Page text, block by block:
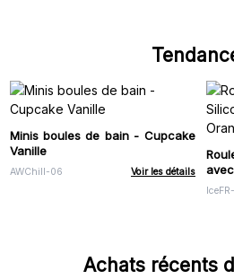
Minis boules de bain - Cupcake
Vanille
AWChill-06 Voir les détails
Achats récents